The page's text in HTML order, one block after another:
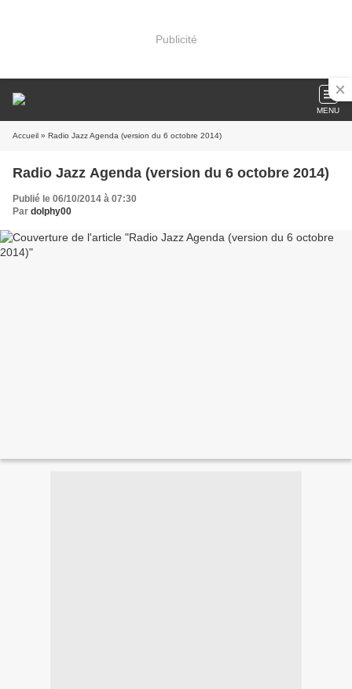
Publicité
MENU
Accueil » Radio Jazz Agenda (version du 6 octobre 2014)
Radio Jazz Agenda (version du 6 octobre 2014)
Publié le 06/10/2014 à 07:30
Par dolphy00